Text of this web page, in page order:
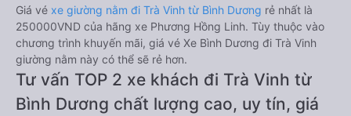
Giá vé xe giường nằm đi Trà Vinh từ Bình Dương rẻ nhất là
250000VND của hãng xe Phương Hồng Linh. Tùy thuộc vào
chương trình khuyến mãi, giá vé Xe Bình Dương đi Trà Vinh
giường nằm này có thể sẽ rẻ hơn.
Tư vấn TOP 2 xe khách đi Trà Vinh từ
Bình Dương chất lượng cao, uy tín, giá